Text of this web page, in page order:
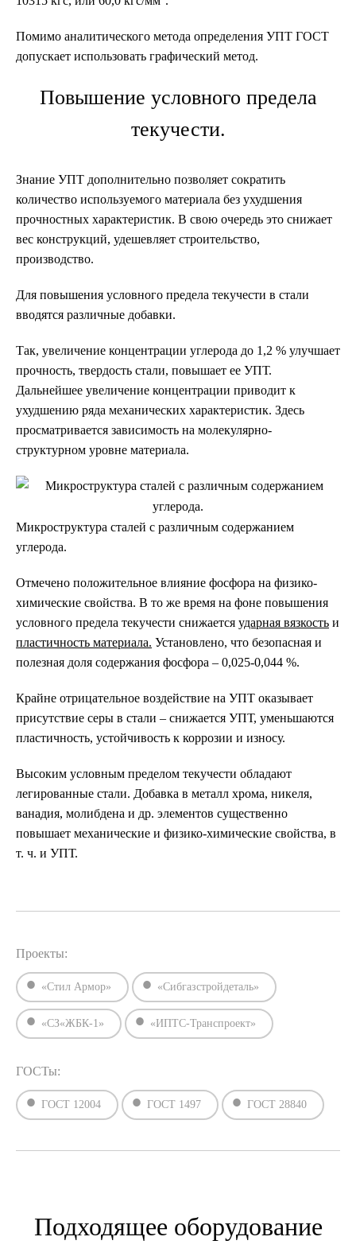
Проекты:
«Стил Армор» «Сибгазстройдеталь»
«СЗ«ЖБК-1» «ИПТС-Транспроект»
ГОСТы:
ГОСТ 12004 ГОСТ 1497 ГОСТ 28840
Помимо аналитического метода определения УПТ ГОСТ
допускает использовать графический метод.
Повышение условного предела
текучести.
Знание УПТ дополнительно позволяет сократить
количество используемого материала без ухудшения
прочностных характеристик. В свою очередь это снижает
вес конструкций, удешевляет строительство,
производство.
Для повышения условного предела текучести в стали
вводятся различные добавки.
Так, увеличение концентрации углерода до 1,2 % улучшает
прочность, твердость стали, повышает ее УПТ.
Дальнейшее увеличение концентрации приводит к
ухудшению ряда механических характеристик. Здесь
просматривается зависимость на молекулярно-
структурном уровне материала.
Микроструктура сталей с различным содержанием
углерода.
Отмечено положительное влияние фосфора на физико-
химические свойства. В то же время на фоне повышения
условного предела текучести снижается ударная вязкость и
пластичность материала. Установлено, что безопасная и
полезная доля содержания фосфора – 0,025-0,044 %.
Крайне отрицательное воздействие на УПТ оказывает
присутствие серы в стали – снижается УПТ, уменьшаются
пластичность, устойчивость к коррозии и износу.
Высоким условным пределом текучести обладают
легированные стали. Добавка в металл хрома, никеля,
ванадия, молибдена и др. элементов существенно
повышает механические и физико-химические свойства, в
т. ч. и УПТ.
Подходящее оборудование